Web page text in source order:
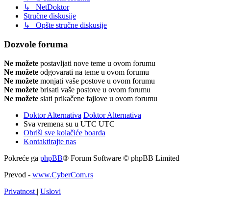
↳ NetDoktor
Stručne diskusije
↳ Opšte stručne diskusije
Dozvole foruma
Ne možete postavljati nove teme u ovom forumu
Ne možete odgovarati na teme u ovom forumu
Ne možete monjati vaše postove u ovom forumu
Ne možete brisati vaše postove u ovom forumu
Ne možete slati prikačene fajlove u ovom forumu
Doktor Alternativa Doktor Alternativa
Sva vremena su u UTC UTC
Obriši sve kolačiće boarda
Kontaktirajte nas
Pokreće ga phpBB® Forum Software © phpBB Limited
Prevod - www.CyberCom.rs
Privatnost | Uslovi